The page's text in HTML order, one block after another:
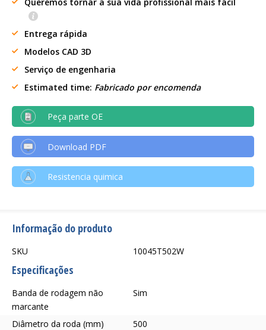
Entrega rápida
Modelos CAD 3D
Serviço de engenharia
Estimated time: Fabricado por encomenda
Peça parte OE
Download PDF
Resistencia quimica
Informação do produto
SKU 10045T502W
Especificações
Banda de rodagem não
marcante
Sim
Diâmetro da roda (mm)
500